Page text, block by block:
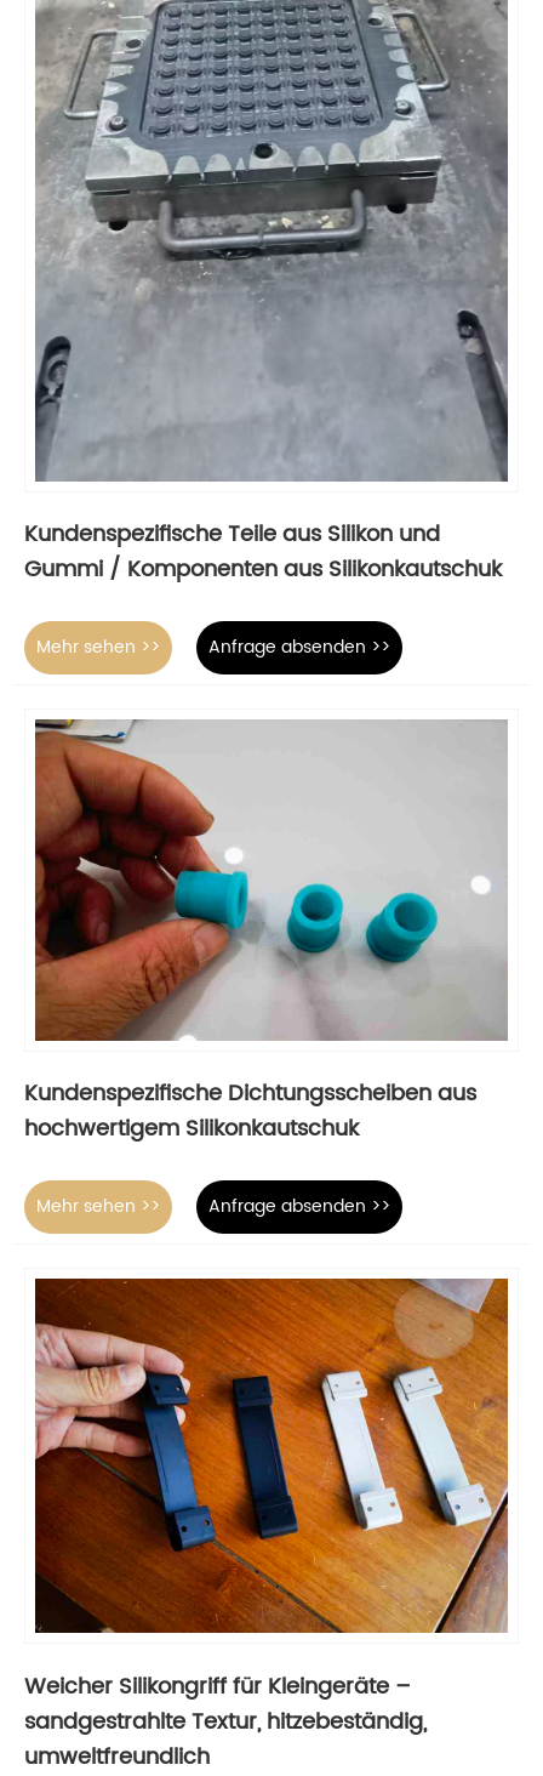
Kundenspezifische Teile aus Silikon und
Gummi / Komponenten aus Silikonkautschuk
Mehr sehen >> Anfrage absenden >>
Kundenspezifische Dichtungsscheiben aus
hochwertigem Silikonkautschuk
Mehr sehen >> Anfrage absenden >>
Weicher Silikongriff für Kleingeräte –
sandgestrahlte Textur, hitzebeständig,
umweltfreundlich